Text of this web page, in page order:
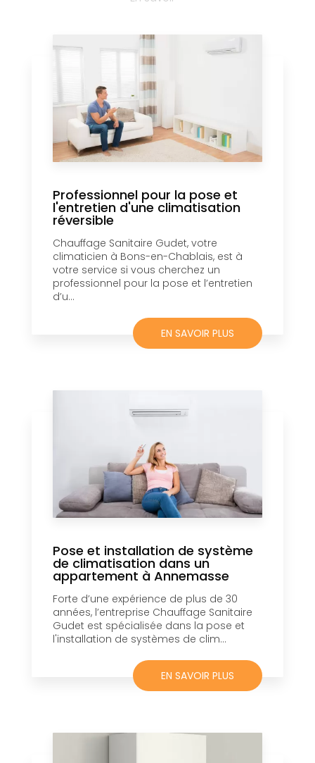
Professionnel pour la pose et
l'entretien d'une climatisation
réversible
Chauffage Sanitaire Gudet, votre
climaticien à Bons-en-Chablais, est à
votre service si vous cherchez un
professionnel pour la pose et l’entretien
d’u...
EN SAVOIR PLUS
Pose et installation de système
de climatisation dans un
appartement à Annemasse
Forte d’une expérience de plus de 30
années, l’entreprise Chauffage Sanitaire
Gudet est spécialisée dans la pose et
l'installation de systèmes de clim...
EN SAVOIR PLUS